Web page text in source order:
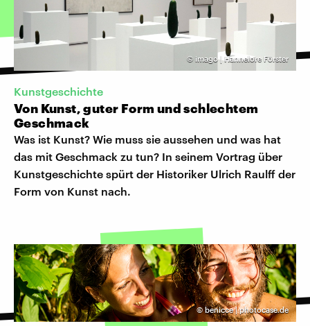
© imago | Hannelore Förster
Kunstgeschichte
Von Kunst, guter Form und schlechtem
Geschmack
Was ist Kunst? Wie muss sie aussehen und was hat
das mit Geschmack zu tun? In seinem Vortrag über
Kunstgeschichte spürt der Historiker Ulrich Raulff der
Form von Kunst nach.
©benicce | photocase.de